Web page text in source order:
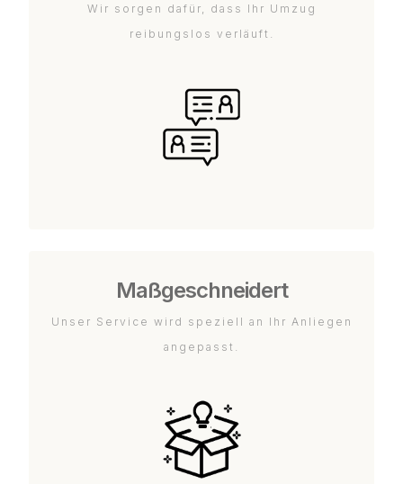
Wir sorgen dafür, dass Ihr Umzug
reibungslos verläuft.
Maßgeschneidert
Unser Service wird speziell an Ihr Anliegen
angepasst.